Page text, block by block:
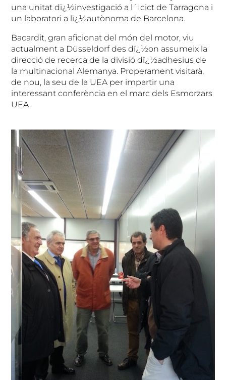
una unitat dï¿½investigació a l´Icict de Tarragona i
un laboratori a lï¿½autònoma de Barcelona.
Bacardit, gran aficionat del món del motor, viu
actualment a Düsseldorf des dï¿½on assumeix la
direcció de recerca de la divisió dï¿½adhesius de
la multinacional Alemanya. Properament visitarà,
de nou, la seu de la UEA per impartir una
interessant conferència en el marc dels Esmorzars
UEA.